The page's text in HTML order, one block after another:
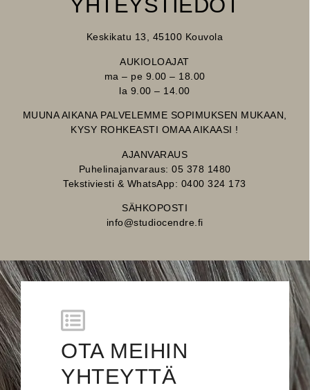
YHTEYSTIEDOT
Keskikatu 13, 45100 Kouvola
AUKIOLOAJAT
ma – pe 9.00 – 18.00
la 9.00 – 14.00
MUUNA AIKANA PALVELEMME SOPIMUKSEN MUKAAN,
KYSY ROHKEASTI OMAA AIKAASI !
AJANVARAUS
Puhelinajanvaraus: 05 378 1480
Tekstiviesti & WhatsApp: 0400 324 173
SÄHKOPOSTI
info@studiocendre.fi
OTA MEIHIN
YHTEYTTÄ